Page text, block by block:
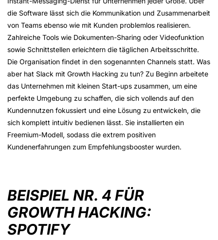
die Software lässt sich die Kommunikation und Zusammenarbeit
von Teams ebenso wie mit Kunden problemlos realisieren.
Zahlreiche Tools wie Dokumenten-Sharing oder Videofunktion
sowie Schnittstellen erleichtern die täglichen Arbeitsschritte.
Die Organisation findet in den sogenannten Channels statt. Was
aber hat Slack mit Growth Hacking zu tun? Zu Beginn arbeitete
das Unternehmen mit kleinen Start-ups zusammen, um eine
perfekte Umgebung zu schaffen, die sich vollends auf den
Kundennutzen fokussiert und eine Lösung zu entwickeln, die
sich komplett intuitiv bedienen lässt. Sie installierten ein
Freemium-Modell, sodass die extrem positiven
Kundenerfahrungen zum Empfehlungsbooster wurden.
BEISPIEL NR. 4 FÜR
GROWTH HACKING:
SPOTIFY